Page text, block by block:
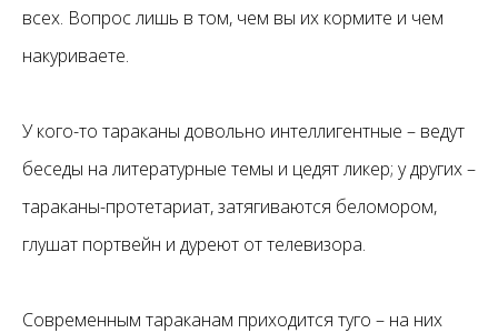
всех. Вопрос лишь в том, чем вы их кормите и чем
накуриваете.
У кого-то тараканы довольно интеллигентные – ведут
беседы на литературные темы и цедят ликер; у других –
тараканы-протетариат, затягиваются беломором,
глушат портвейн и дуреют от телевизора.
Современным тараканам приходится туго – на них